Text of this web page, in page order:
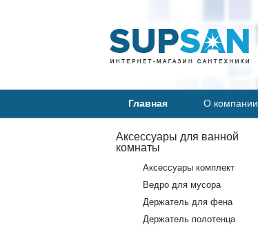
Главная О компании
Аксессуары для ванной
комнаты
Аксессуары комплект
Ведро для мусора
Держатель для фена
Держатель полотенца